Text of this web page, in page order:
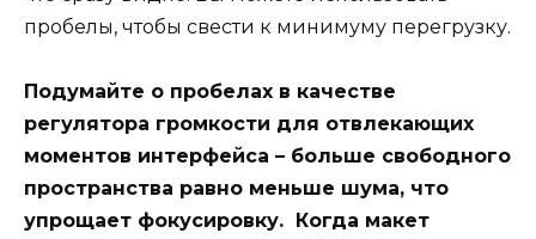
пробелы, чтобы свести к минимуму перегрузку.
Подумайте о пробелах в качестве
регулятора громкости для отвлекающих
моментов интерфейса – больше свободного
пространства равно меньше шума, что
упрощает фокусировку. Когда макет